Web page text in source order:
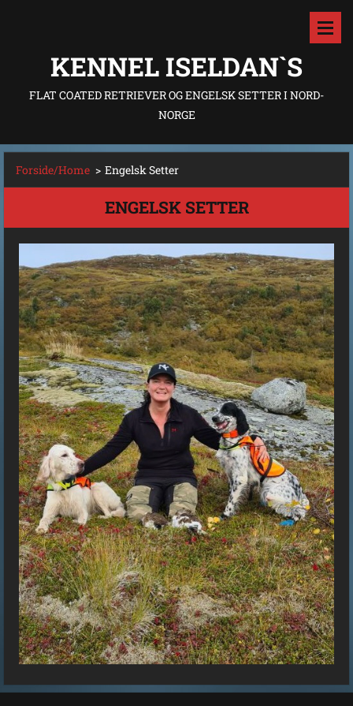
KENNEL ISELDAN`S
FLAT COATED RETRIEVER OG ENGELSK SETTER I NORD-
NORGE
Forside/Home > Engelsk Setter
ENGELSK SETTER